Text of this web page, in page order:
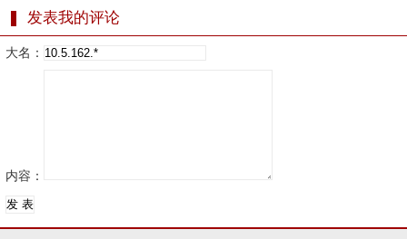
发表我的评论
大名：
内容：